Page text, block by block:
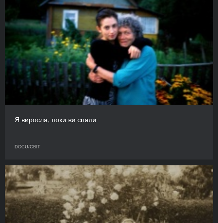
Я виросла, поки ви спали
DOCU/СВІТ